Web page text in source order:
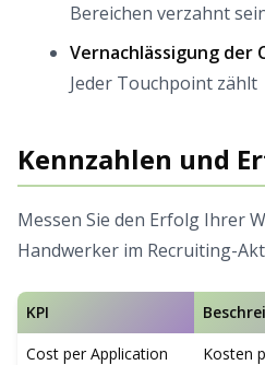
Bereichen verzahnt
Vernachlässigung der
Jeder Touchpoint zählt
Kennzahlen und
Messen Sie den Erfolg Ihrer
Handwerker im Recruiting-
KPI
Cost per Application
Kosten